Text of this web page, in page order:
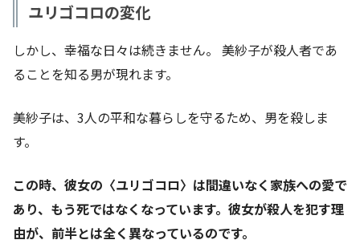
ユリゴコロの変化
しかし、幸福な日々は続きません。 美紗子が殺人者であ
ることを知る男が現れます。
美紗子は、3人の平和な暮らしを守るため、男を殺しま
す。
この時、彼女の〈ユリゴコロ〉は間違いなく家族への愛で
あり、もう死ではなくなっています。彼女が殺人を犯す理
由が、前半とは全く異なっているのです。